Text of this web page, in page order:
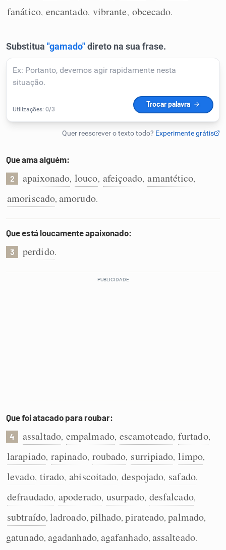
Sinônimos
fanático, encantado, vibrante, obcecado.
Que ama alguém:
2 apaixonado, louco, afeiçoado, amantético,
amoriscado, amorudo.
Que está loucamente apaixonado:
3 perdido.
Que foi atacado para roubar:
4 assaltado, empalmado, escamoteado, furtado,
larapiado, rapinado, roubado, surripiado, limpo,
levado, tirado, abiscoitado, despojado, safado,
defraudado, apoderado, usurpado, desfalcado,
subtraído, ladroado, pilhado,pirateado,palmado,
gatunado, agadanhado, agafanhado, assalteado.